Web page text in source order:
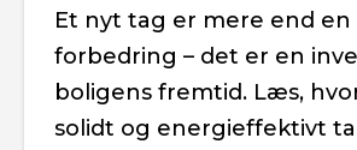
Et nyt tag er mere end en
forbedring – det er en
boligens fremtid. Læs,
solidt og energieffektivt